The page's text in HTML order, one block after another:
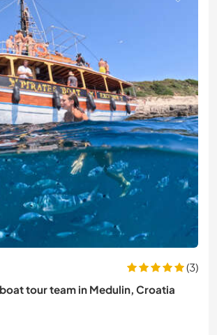
(3)
tour team in Medulin, Croatia